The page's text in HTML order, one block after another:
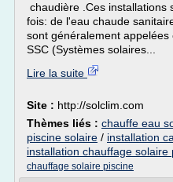
chaudière .Ces installations
fois: de l'eau chaude
sont généralement
SSC (Systèmes solaires...
Lire la suite
Site : http://solclim.com
Thèmes liés : chauffe eau
piscine solaire / installation
installation chauffage solaire
chauffage solaire piscine